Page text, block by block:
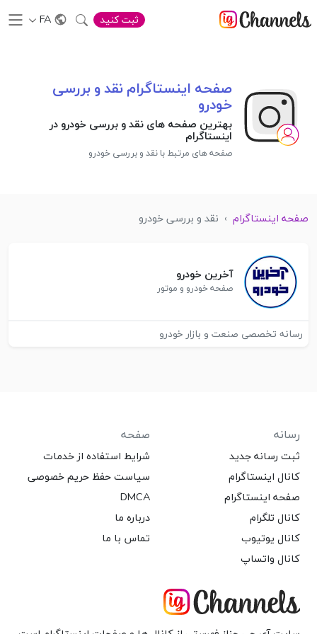
ثبت کنید
صفحه اینستاگرام نقد و بررسی
خودرو
بهترین صفحه های نقد و بررسی خودرو در
اینستاگرام
صفحه های مرتبط با نقد و بررسی خودرو
صفحه اینستاگرام › نقد و بررسی خودرو
آخرین خودرو
صفحه خودرو و موتور
رسانه تخصصی صنعت و بازار خودرو
رسانه
ثبت رسانه جدید
کانال اینستاگرام
صفحه اینستاگرام
کانال تلگرام
کانال یوتیوب
کانال واتساپ
صفحه
شرایط استفاده از خدمات
سیاست حفظ حریم خصوصی
DMCA
درباره ما
تماس با ما